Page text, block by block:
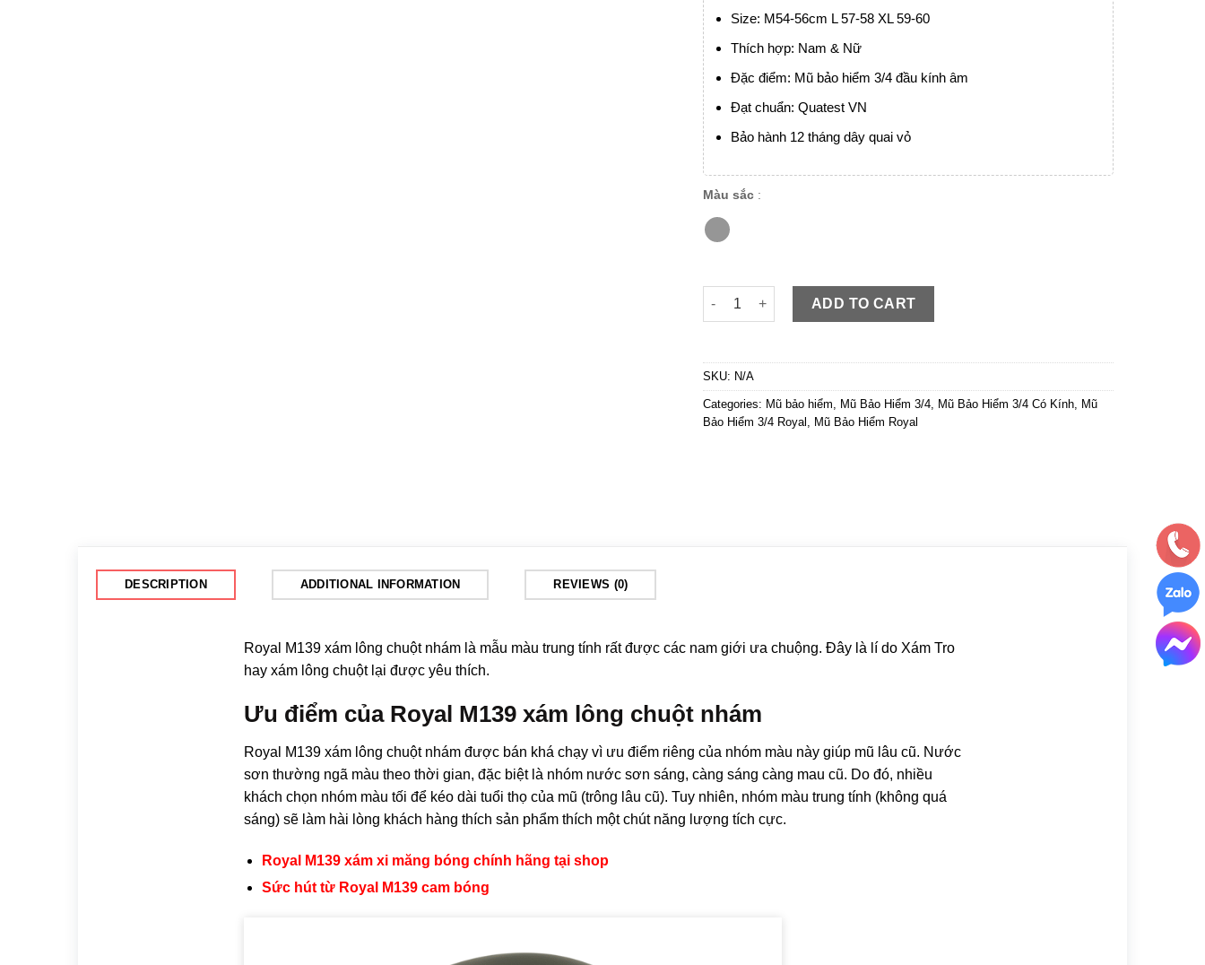
Size: M54-56cm L 57-58 XL 59-60
Thích hợp: Nam & Nữ
Đặc điểm: Mũ bảo hiểm 3/4 đầu kính âm
Đạt chuẩn: Quatest VN
Bảo hành 12 tháng dây quai vỏ
Màu sắc :
Royal M139 Xám Lông Chuột nhám màu mới giá giảm kịch sàn quantity
ADD TO CART
SKU: N/A
Categories: Mũ bảo hiểm Mũ Bảo Hiểm 3/4 Mũ Bảo Hiểm 3/4 Có Kính
Mũ
Bảo Hiểm 3/4 Royal
Mũ Bảo Hiểm Royal
DESCRIPTION ADDITIONAL INFORMATION REVIEWS (0)
Royal M139 xám lông chuột nhám là mẫu màu trung tính rất được các nam giới ưa chuộng. Đây là lí do Xám Tro
hay xám lông chuột lại được yêu thích.
Ưu điểm của Royal M139 xám lông chuột nhám
Royal M139 xám lông chuột nhám được bán khá chạy vì ưu điểm riêng của nhóm màu này giúp mũ lâu cũ. Nước
sơn thường ngã màu theo thời gian, đặc biệt là nhóm nước sơn sáng, càng sáng càng mau cũ. Do đó, nhiều
khách chọn nhóm màu tối để kéo dài tuổi thọ của mũ (trông lâu cũ). Tuy nhiên, nhóm màu trung tính (không quá
sáng) sẽ làm hài lòng khách hàng thích sản phẩm thích một chút năng lượng tích cực.
Royal M139 xám xi măng bóng chính hãng tại shop
Sức hút từ Royal M139 cam bóng